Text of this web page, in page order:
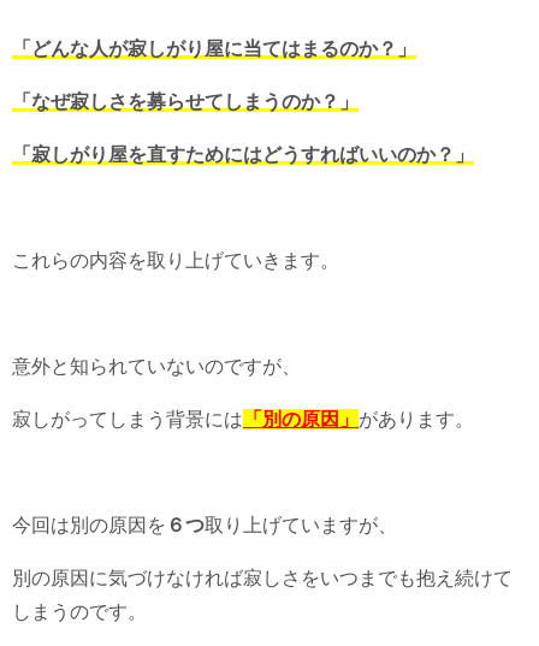
「どんな人が寂しがり屋に当てはまるのか？」
「なぜ寂しさを募らせてしまうのか？」
「寂しがり屋を直すためにはどうすればいいのか？」
これらの内容を取り上げていきます。
意外と知られていないのですが、
寂しがってしまう背景には 「別の原因」 があります。
今回は別の原因を ６つ取り上げていますが、
別の原因に気づけなければ寂しさをいつまでも抱え続けて
しまうのです。